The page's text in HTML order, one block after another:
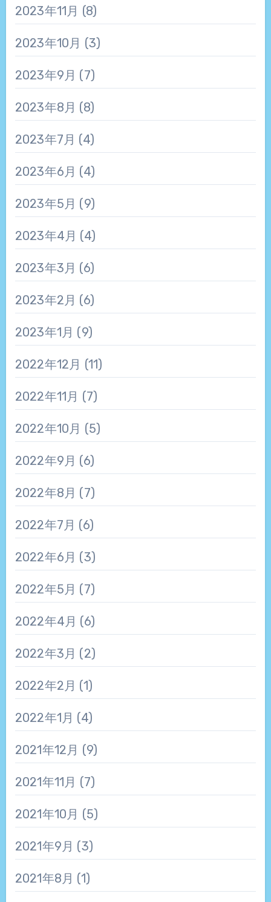
2023年11月 (8)
2023年10月 (3)
2023年9月 (7)
2023年8月 (8)
2023年7月 (4)
2023年6月 (4)
2023年5月 (9)
2023年4月 (4)
2023年3月 (6)
2023年2月 (6)
2023年1月 (9)
2022年12月 (11)
2022年11月 (7)
2022年10月 (5)
2022年9月 (6)
2022年8月 (7)
2022年7月 (6)
2022年6月 (3)
2022年5月 (7)
2022年4月 (6)
2022年3月 (2)
2022年2月 (1)
2022年1月 (4)
2021年12月 (9)
2021年11月 (7)
2021年10月 (5)
2021年9月 (3)
2021年8月 (1)